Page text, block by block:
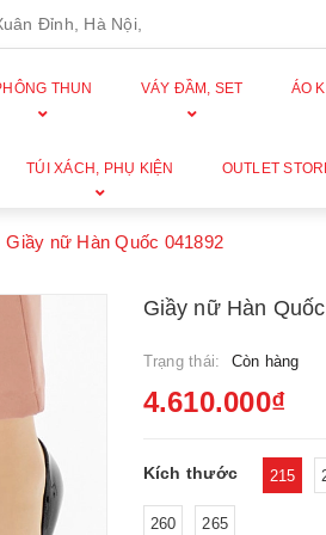
Đỉnh, Hà Nội,
THUN VÁY ĐẦM, SET ÁO
TÚI XÁCH, PHỤ KIỆN OUTLET
Giầy nữ Hàn Quốc 041892
Giầy nữ Hàn
Trạng thái: Còn hàng
4.610.000₫
Kích thước 215
260 265